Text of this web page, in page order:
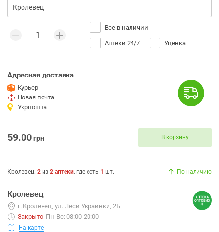
Все в наличии
Аптеки 24/7 Уценка
Адресная доставка
Курьер
Новая почта
Укрпошта
59.00грн В корзину
Кролевец: 2 из 2 аптеки, где есть 1 шт. По наличию
Кролевец
г. Кролевец, ул. Леси Украинки, 2Б
Закрыто. Пн-Вс: 08:00-20:00
На карте